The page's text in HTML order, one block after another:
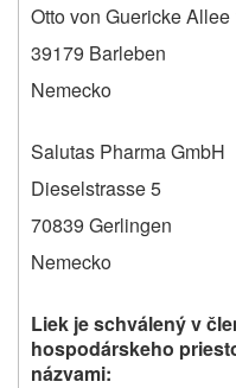
Otto von Guericke Allee
39179 Barleben
Nemecko
Salutas Pharma GmbH
Dieselstrasse 5
70839 Gerlingen
Nemecko
Liek je schválený v
hospodárskeho
názvami: